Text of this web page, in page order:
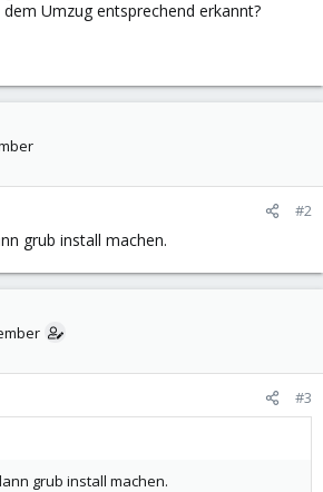
Umzug entsprechend erkannt?
#2
grub install machen.
#3
grub install machen.